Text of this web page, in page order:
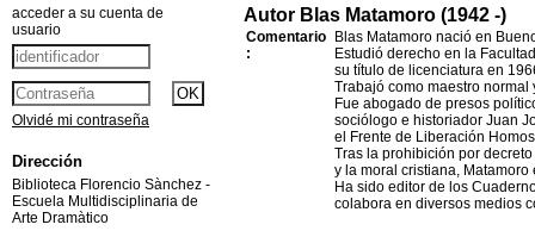
Autor Blas Matamoro (1942 -)
Comentario
:
Blas Matamoro nació en
Estudió derecho en la
su título de licenciatura en
Trabajó como maestro normal
Fue abogado de presos
sociólogo e historiador Juan
el Frente de Liberación
Tras la prohibición por
y la moral cristiana,
Ha sido editor de los
colabora en diversos medios
acceder a su cuenta de
usuario
Olvidé mi contraseña
Dirección
Biblioteca Florencio Sànchez -
Escuela Multidisciplinaria de
Arte Dramàtico